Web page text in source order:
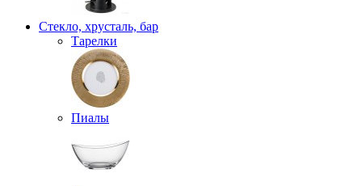
Стекло, хрусталь, бар
Тарелки
Пиалы